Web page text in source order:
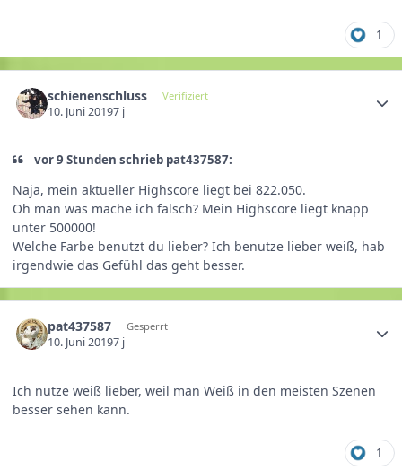
1
schienenschluss Verifiziert
10. Juni 20197 j
vor 9 Stunden schrieb pat437587:
Naja, mein aktueller Highscore liegt bei 822.050.
Oh man was mache ich falsch? Mein Highscore liegt knapp
unter 500000!
Welche Farbe benutzt du lieber? Ich benutze lieber weiß, hab
irgendwie das Gefühl das geht besser.
pat437587 Gesperrt
10. Juni 20197 j
Ich nutze weiß lieber, weil man Weiß in den meisten Szenen
besser sehen kann.
1